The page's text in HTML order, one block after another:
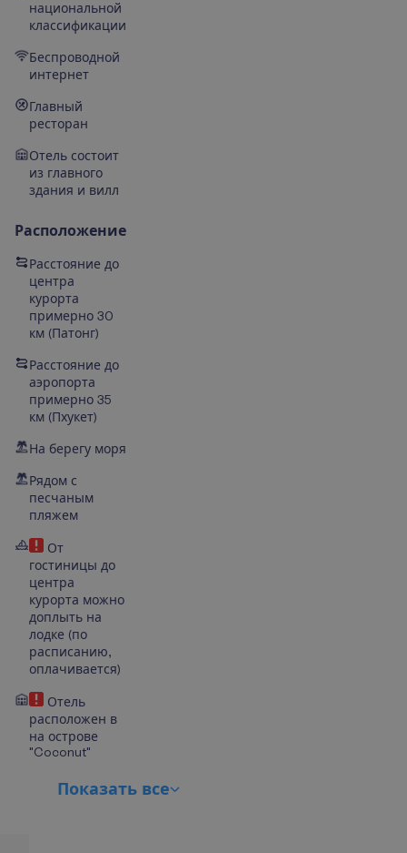
национальной
классификации
Беспроводной
интернет
Главный
ресторан
Отель состоит
из главного
здания и вилл
Расположение
Расстояние до
центра
курорта
примерно 30
км (Патонг)
Расстояние до
аэропорта
примерно 35
км (Пхукет)
На берегу моря
Рядом с
песчаным
пляжем
От
гостиницы до
центра
курорта можно
доплыть на
лодке (по
расписанию,
оплачивается)
Отель
расположен в
на острове
"Coconut"
Показать все